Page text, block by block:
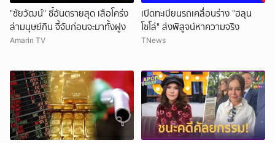
"ชัยวัฒน์" ชี้อันตรายสุด เสือโคร่ง
ล่ามนุษย์กิน จี้จับก่อนจะมาทั้งฝูง
Amarin TV
เปิดทะเบียนรถเคลื่อนร่าง "ฮลุน
โซโล่" ส่งพิสูจน์หาความจริง
TNews